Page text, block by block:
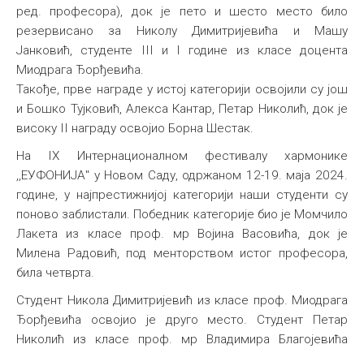
ред. професора), док је пето и шесто место било
резервисано за Николу Димитријевића и Машу
Јанковић, студенте III и I године из класе доцента
Миодрага Ђорђевића.
Такође, прве награде у истој категорији освојили су још
и Бошко Тујковић, Алекса Кантар, Петар Николић, док је
високу II награду освојио Борна Шестак.
На IX Интернационалном фестивалу хармонике
,,ЕУФОНИЈА" у Новом Саду, одржаном 12-19. маја 2024.
године, у најпрестижнијој категорији наши студенти су
поново заблистали. Победник категорије био је Момчило
Лакета из класе проф. мр Војина Васовића, док је
Милена Радовић, под менторством истог професора,
била четврта.
Студент Никола Димитријевић из класе проф. Миодрага
Ђорђевића освојио је друго место. Студент Петар
Николић из класе проф. мр Владимира Благојевића